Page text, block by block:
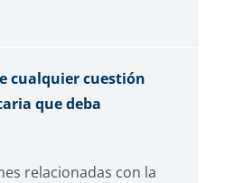
cualquier cuestión
que deba
relacionadas con la